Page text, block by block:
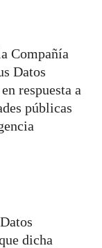
Compañía
Datos
respuesta a
públicas
dicha